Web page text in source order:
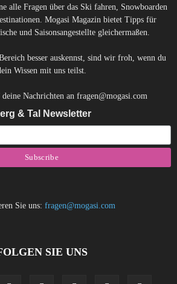
alle Fragen über das Ski fahren, Snowboarden
Mogasi Magazin bietet Tipps für
und Saisonsangestellte gleichermaßen.
besser auskennst, sind wir froh, wenn du
Wissen mit uns teilst.
Nachrichten an fragen@mogasi.com
& Tal Newsletter
Sie uns: fragen@mogasi.com
SIE UNS